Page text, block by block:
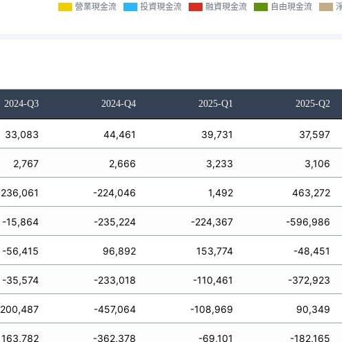
營業現金流 投資現金流 融資現金流 自由現金流
2024-Q3 2024-Q4 2025-Q1 2025-Q2
33,083 44,461 39,731 37,597
2,767 2,666 3,233 3,106
236,061 -224,046 1,492 463,272
-15,864 -235,224 -224,367 -596,986
-56,415 96,892 153,774 -48,451
-35,574 -233,018 -110,461 -372,923
200,487 -457,064 -108,969 90,349
163,782 -362,378 -69,101 -182,165